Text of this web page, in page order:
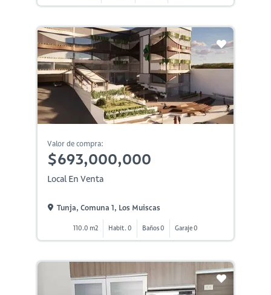
Valor de compra:
$693,000,000
Local En Venta
Tunja, Comuna 1, Los Muiscas
110.0 m2 Habit. 0 Baños 0 Garaje 0